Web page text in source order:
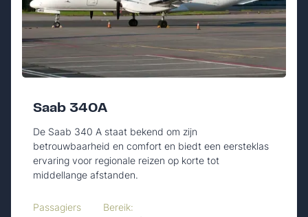
Saab 340A
De Saab 340 A staat bekend om zijn
betrouwbaarheid en comfort en biedt een eersteklas
ervaring voor regionale reizen op korte tot
middellange afstanden.
Passagiers
Bereik: